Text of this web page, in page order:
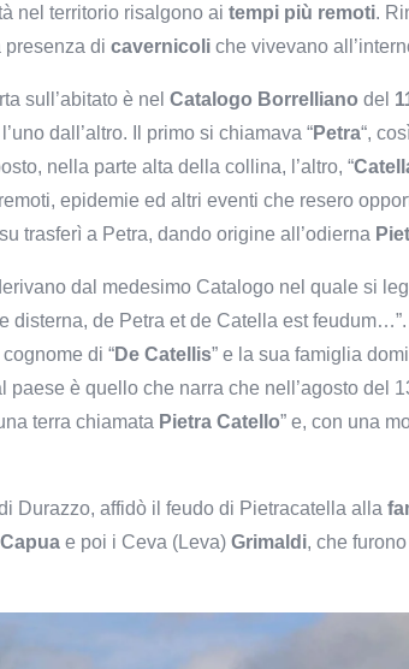
nel territorio risalgono ai tempi più remoti.
presenza di cavernicoli che vivevano
sull’abitato è nel Catalogo Borrelliano del
dall’altro. Il primo si chiamava “Petra“,
nella parte alta della collina, l’altro, “
epidemie ed altri eventi che resero
trasferì a Petra, dando origine all’odierna
dal medesimo Catalogo nel quale si
disterna, de Petra et de Catella est
di “De Catellis” e la sua famiglia
paese è quello che narra che nell’agosto del
terra chiamata Pietra Catello” e, con una
Durazzo, affidò il feudo di Pietracatella alla
e poi i Ceva (Leva) Grimaldi, che